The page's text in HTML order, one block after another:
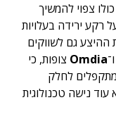
צפוי להמשיך
רקע ירידה בעלויות
ההיצע גם לשווקים
ו־Omdia צופות, כי
לחלק
נישה טכנולוגית